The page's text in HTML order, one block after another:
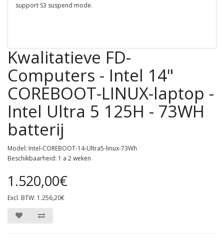
support S3 suspend mode.
Kwalitatieve FD-
Computers - Intel 14"
COREBOOT-LINUX-laptop -
Intel Ultra 5 125H - 73WH
batterij
Model: Intel-COREBOOT-14-Ultra5-linux-73Wh
Beschikbaarheid: 1 a 2 weken
1.520,00€
Excl. BTW: 1.256,20€